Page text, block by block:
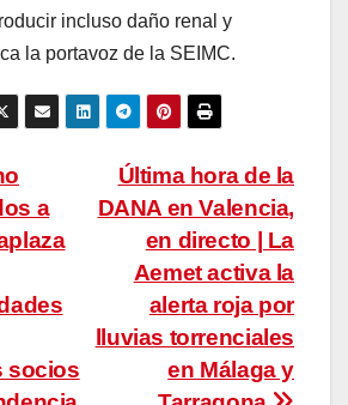
incluso daño renal y
la portavoz de la SEIMC.
Última hora de la
DANA en Valencia,
en directo | La
Aemet activa la
alerta roja por
lluvias torrenciales
en Málaga y
a
socios